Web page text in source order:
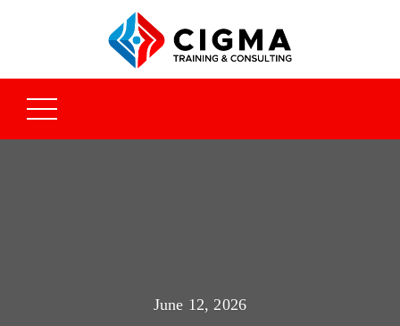
June 12, 2026